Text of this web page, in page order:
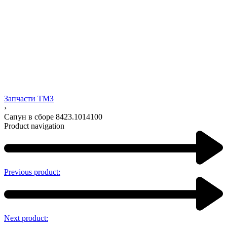
Запчасти ТМЗ
›
Сапун в сборе 8423.1014100
Product navigation
Previous product:
Next product: